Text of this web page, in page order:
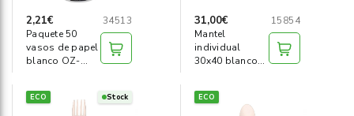
2,21€
34513
Paquete 50
vasos de papel
blanco OZ-
31,00€
15854
Mantel
individual
30x40 blanco
ECO Stock ECO